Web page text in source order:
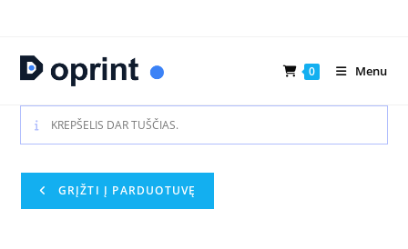
content
0 Menu
KREPŠELIS DAR TUŠČIAS.
GRĮŽTI Į PARDUOTUVĘ